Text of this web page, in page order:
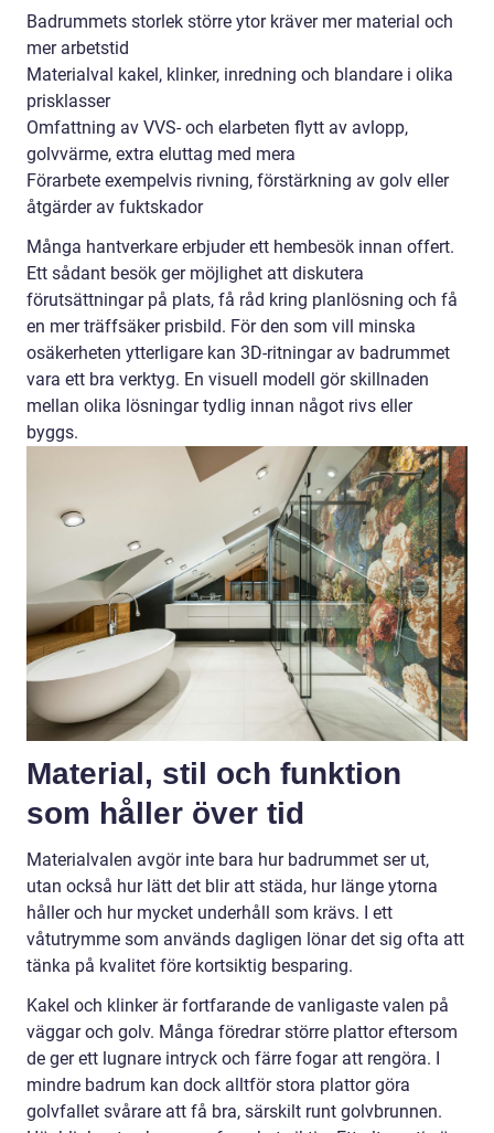
Badrummets storlek större ytor kräver mer material och
mer arbetstid
Materialval kakel, klinker, inredning och blandare i olika
prisklasser
Omfattning av VVS- och elarbeten flytt av avlopp,
golvvärme, extra eluttag med mera
Förarbete exempelvis rivning, förstärkning av golv eller
åtgärder av fuktskador
Många hantverkare erbjuder ett hembesök innan offert.
Ett sådant besök ger möjlighet att diskutera
förutsättningar på plats, få råd kring planlösning och få
en mer träffsäker prisbild. För den som vill minska
osäkerheten ytterligare kan 3D-ritningar av badrummet
vara ett bra verktyg. En visuell modell gör skillnaden
mellan olika lösningar tydlig innan något rivs eller
byggs.
Material, stil och funktion
som håller över tid
Materialvalen avgör inte bara hur badrummet ser ut,
utan också hur lätt det blir att städa, hur länge ytorna
håller och hur mycket underhåll som krävs. I ett
våtutrymme som används dagligen lönar det sig ofta att
tänka på kvalitet före kortsiktig besparing.
Kakel och klinker är fortfarande de vanligaste valen på
väggar och golv. Många föredrar större plattor eftersom
de ger ett lugnare intryck och färre fogar att rengöra. I
mindre badrum kan dock alltför stora plattor göra
golvfallet svårare att få bra, särskilt runt golvbrunnen.